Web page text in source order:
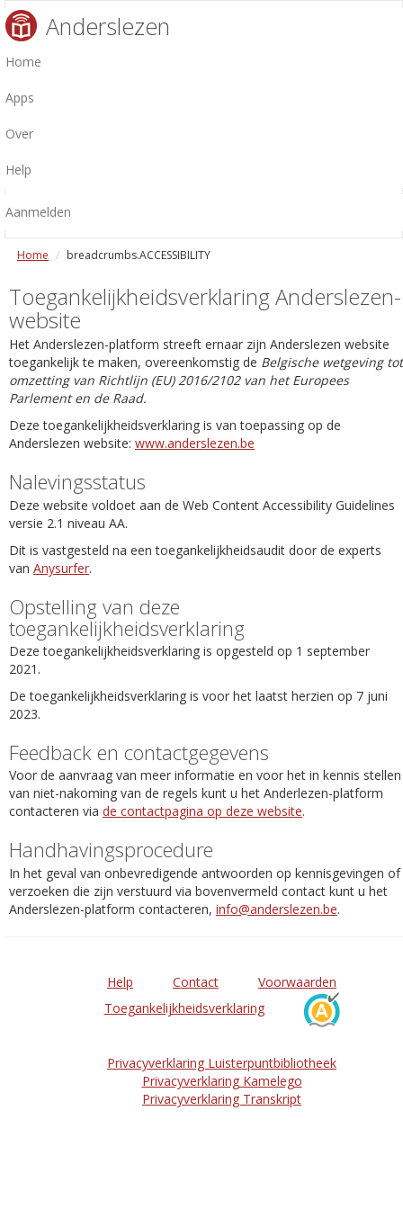
Anderslezen
Home
Apps
Over
Help
Aanmelden
Home breadcrumbs.ACCESSIBILITY
Toegankelijkheidsverklaring Anderslezen-
website
Het Anderslezen-platform streeft ernaar zijn Anderslezen website
toegankelijk te maken, overeenkomstig de Belgische wetgeving tot
omzetting van Richtlijn (EU) 2016/2102 van het Europees
Parlement en de Raad.
Deze toegankelijkheidsverklaring is van toepassing op de
Anderslezen website: www.anderslezen.be
Nalevingsstatus
Deze website voldoet aan de Web Content Accessibility Guidelines
versie 2.1 niveau AA.
Dit is vastgesteld na een toegankelijkheidsaudit door de experts
van Anysurfer.
Opstelling van deze
toegankelijkheidsverklaring
Deze toegankelijkheidsverklaring is opgesteld op 1 september
2021.
De toegankelijkheidsverklaring is voor het laatst herzien op 7 juni
2023.
Feedback en contactgegevens
Voor de aanvraag van meer informatie en voor het in kennis stellen
van niet-nakoming van de regels kunt u het Anderlezen-platform
contacteren via de contactpagina op deze website.
Handhavingsprocedure
In het geval van onbevredigende antwoorden op kennisgevingen of
verzoeken die zijn verstuurd via bovenvermeld contact kunt u het
Anderslezen-platform contacteren, info@anderslezen.be.
Help Contact
Voorwaarden
Toegankelijkheidsverklaring
Privacyverklaring Luisterpuntbibliotheek
Privacyverklaring Kamelego
Privacyverklaring Transkript